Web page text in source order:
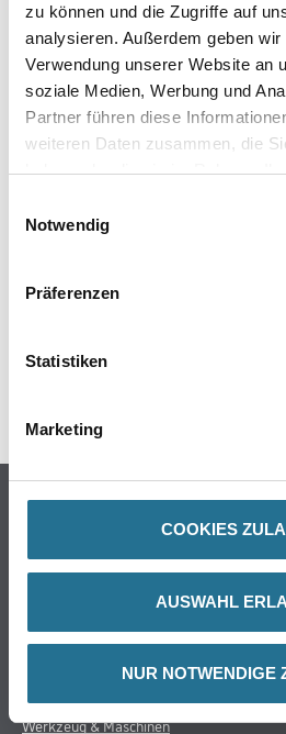
zu können und die Zugriffe auf
analysieren. Außerdem geben
Verwendung unserer Website an
soziale Medien, Werbung und
Partner führen diese
weiteren Daten zusammen, die
haben oder die sie im Rahmen
Notwendig
Präferenzen
Statistiken
Marketing
COOKIES
AUSWAHL
NUR NOTWENDIGE
Verarbeitungszeit
- Einwirkzeit: ca. 30 - 60 Minuten
Achtung
ZUSATZINFOS
GEFAHRENHINWEISE
Online-Shop
WDV-Systeme
Putze- und Spachtelmassen
Werkzeug & Maschinen